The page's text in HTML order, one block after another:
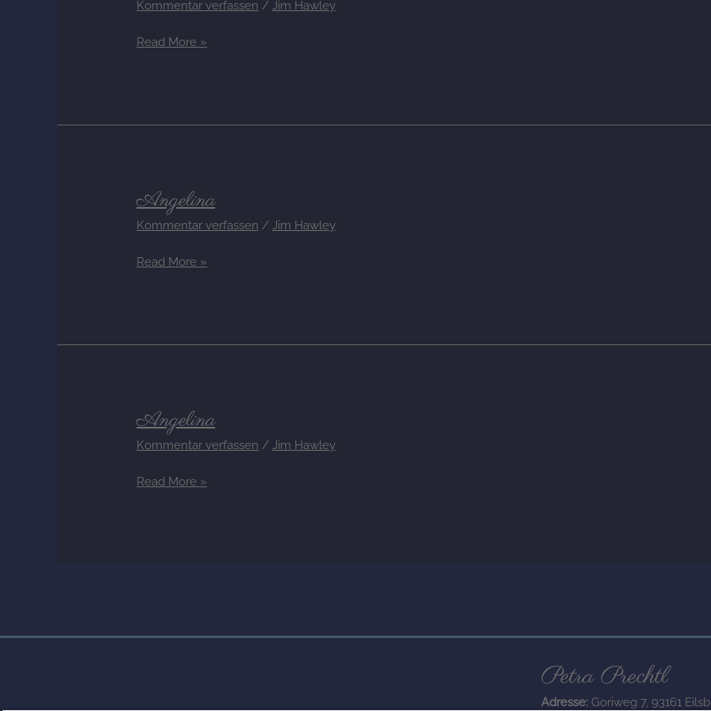
Kommentar verfassen /Jim Hawley
nostalgie-
bleue-
Read More »
Angelina
Kommentar verfassen /Jim Hawley
Angelina
Read More »
Angelina
Kommentar verfassen /Jim Hawley
Angelina
Read More »
Petra Prechtl
Adresse: Goriweg 7, 93161